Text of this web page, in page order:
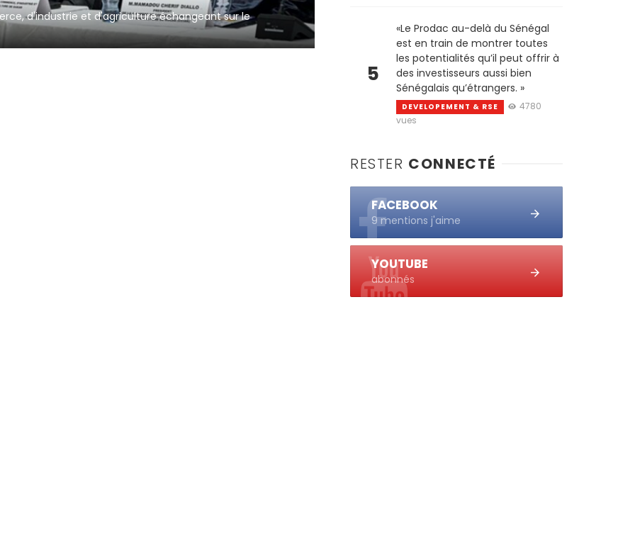
d'industrie et d'agriculture échangeant sur le
5
«Le Prodac au-delà du Sénégal
est en train de montrer toutes
les potentialités qu’il peut offrir à
des investisseurs aussi bien
Sénégalais qu’étrangers. »
DEVELOPEMENT & RSE
4780
vues
RESTER CONNECTÉ
FACEBOOK
9 mentions j'aime
YOUTUBE
abonnés